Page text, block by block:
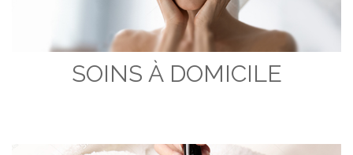
SOINS À DOMICILE